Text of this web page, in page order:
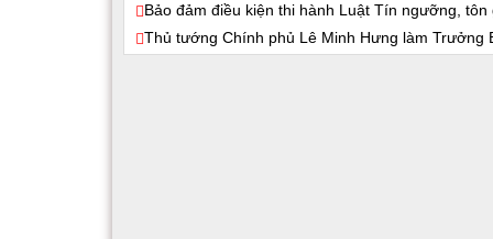
Bảo đảm điều kiện thi hành Luật Tín ngưỡng,
Thủ tướng Chính phủ Lê Minh Hưng làm Trưởng